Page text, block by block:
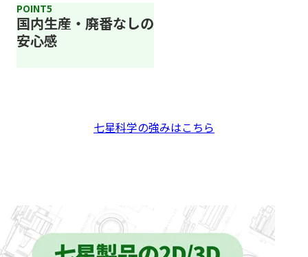
POINT5
国内生産・廃番なしの
安心感
七星科学の強みはこちら